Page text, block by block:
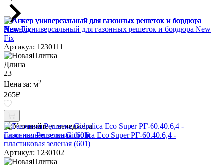
Анкер универсальный для газонных решеток и бордюра New
Fix
Артикул: 1230111
Длина
23
Цена за: м2
265₽
Уточняйте у менеджера
Газонная Решетка Gidrolica Eco Super РГ-60.40.6,4 -
пластиковая зеленая (601)
Артикул: 1230102